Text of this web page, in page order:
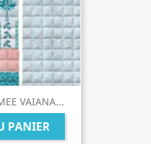
VAIANA...
PANIER